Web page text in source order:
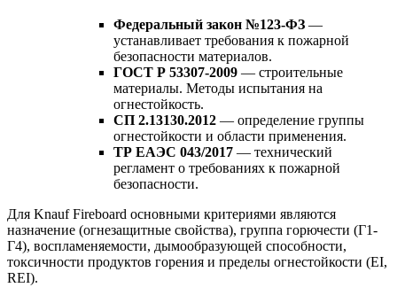
Федеральный закон №123-ФЗ —
устанавливает требования к пожарной
безопасности материалов.
ГОСТ Р 53307-2009 — строительные
материалы. Методы испытания на
огнестойкость.
СП 2.13130.2012 — определение группы
огнестойкости и области применения.
ТР ЕАЭС 043/2017 — технический
регламент о требованиях к пожарной
безопасности.
Для Knauf Fireboard основными критериями являются
назначение (огнезащитные свойства), группа горючести (Г1-
Г4), воспламеняемости, дымообразующей способности,
токсичности продуктов горения и пределы огнестойкости (EI,
REI).